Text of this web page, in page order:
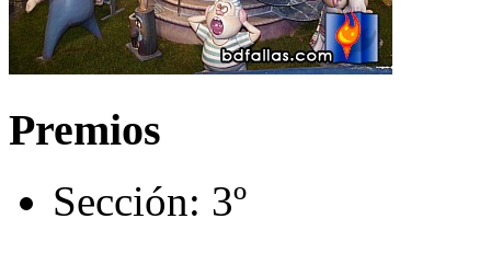
Premios
Sección: 3º